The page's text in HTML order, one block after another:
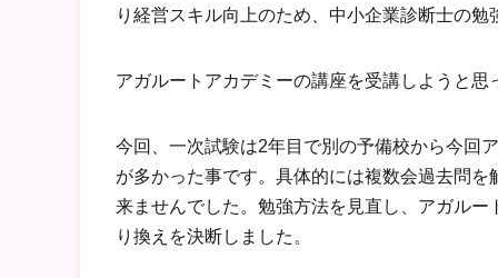
り経営スキル向上のため、中小企業診断士の勉
アガルートアカデミーの講座を受講しようと思
今回、一次試験は2年目で別の予備校から今回
が多かった事です。具体的には複数会過去問
来ませんでした。勉強方法を見直し、アガル
り換えを決断しました。